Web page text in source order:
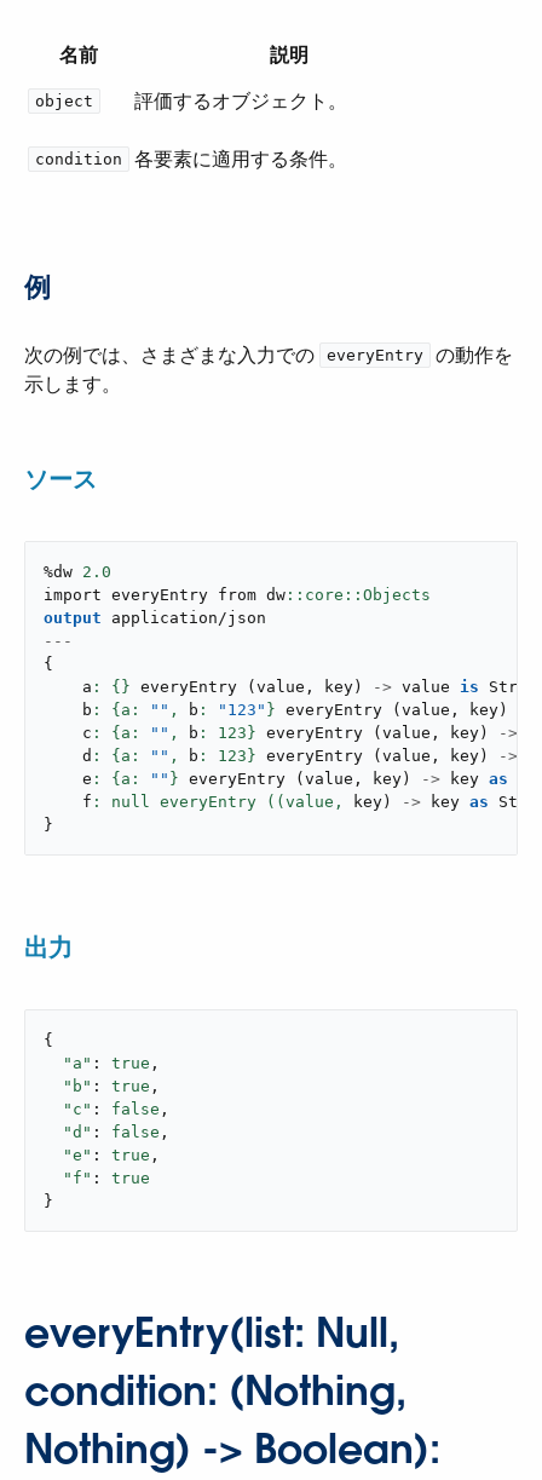
名前 説明
object 評価するオブジェクト。
condition 各要素に適用する条件。
例
次の例では、さまざまな入力での ​ everyEntry
​ の動作を
示します。
ソース
%dw 2.0
import everyEntry from dw
output
application/json
---
{
    a
: {} everyEntry ( value , key ) -> value is
    b
: {a: "" , b : "123" } everyEntry ( value , key )
    c
: {a: "" , b : 123 } everyEntry ( value , key ) ->
    d
: {a: "" , b : 123 } everyEntry ( value , key ) ->
    e
: {a: "" } everyEntry ( value , key ) -> key as
    f
: null everyEntry ((value, key ) -> key as
}
出力
{
"a" : true ,
"b" : true ,
"c" : false ,
"d" : false ,
"e" : true ,
"f" : true
}
everyEntry(list: Null,
condition: (Nothing,
Nothing) -> Boolean):